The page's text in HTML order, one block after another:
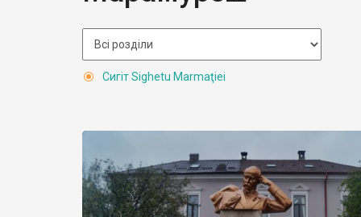
Сигіт Sighetu Marmaţiei